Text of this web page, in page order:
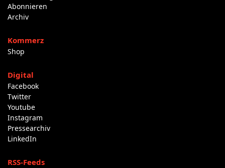
Abonnieren
Archiv
Kommerz
Shop
Digital
Facebook
Twitter
Youtube
Instagram
Pressearchiv
LinkedIn
RSS-Feeds